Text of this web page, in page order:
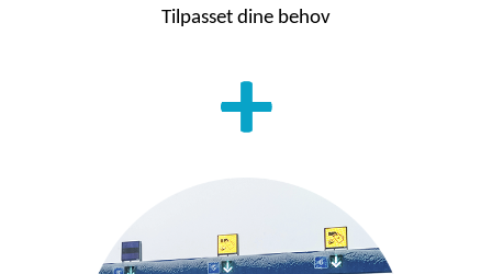
Tilpasset dine behov